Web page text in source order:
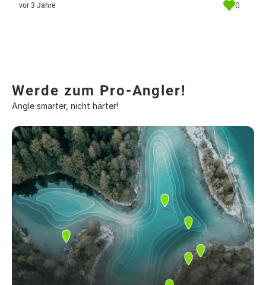
vor 3 Jahre 0
Werde zum Pro-Angler!
Angle smarter, nicht härter!